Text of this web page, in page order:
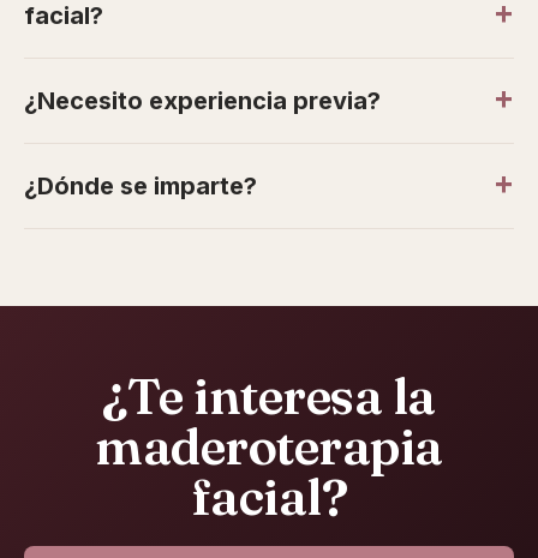
facial?
¿Necesito experiencia previa?
¿Dónde se imparte?
¿Te interesa la
maderoterapia
facial?